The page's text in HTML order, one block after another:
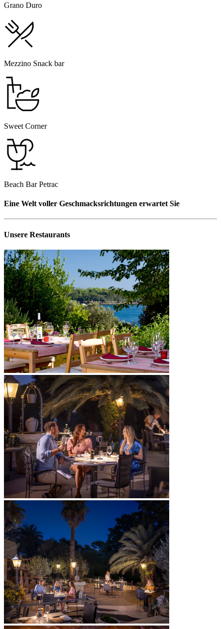
Grano Duro
Mezzino Snack bar
Sweet Corner
Beach Bar Petrac
Eine Welt voller Geschmacksrichtungen erwartet Sie
Unsere Restaurants